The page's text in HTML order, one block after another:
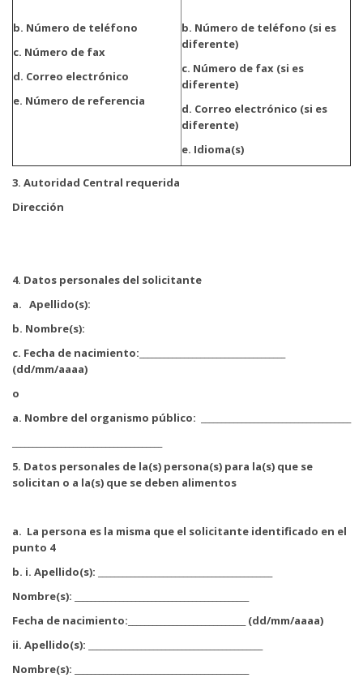
b. Número de teléfono
c. Número de fax
d. Correo electrónico
e. Número de referencia
b. Número de teléfono (si es
diferente)
c. Número de fax (si es
diferente)
d. Correo electrónico (si es
diferente)
e. Idioma(s)
3. Autoridad Central requerida
Dirección
4. Datos personales del solicitante
a. Apellido(s):
b. Nombre(s):
c. Fecha de nacimiento:____________________________________
(dd/mm/aaaa)
o
a. Nombre del organismo público: _____________________________________
5. Datos personales de la(s) persona(s) para la(s) que se
solicitan o a la(s) que se deben alimentos
a. La persona es la misma que el solicitante identificado en el
punto 4
b. i. Apellido(s): ___________________________________________
Nombre(s): ___________________________________________
Fecha de nacimiento:_____________________________ (dd/mm/aaaa)
ii. Apellido(s): ___________________________________________
Nombre(s): ___________________________________________